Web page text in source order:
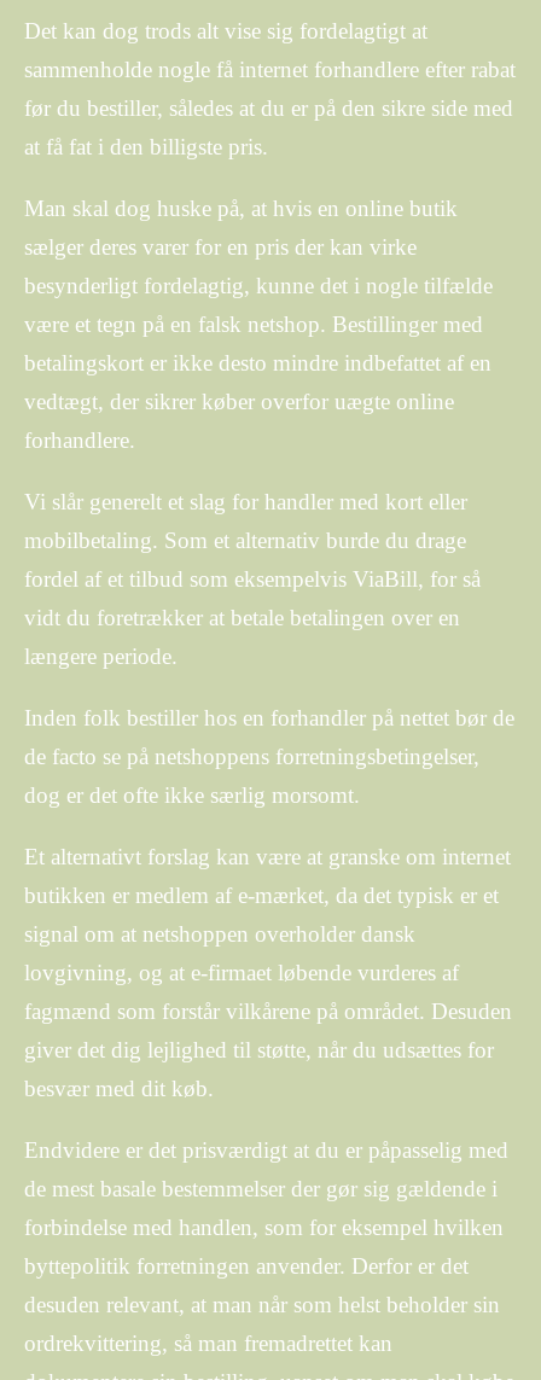
Det kan dog trods alt vise sig fordelagtigt at
sammenholde nogle få internet forhandlere efter rabat
før du bestiller, således at du er på den sikre side med
at få fat i den billigste pris.
Man skal dog huske på, at hvis en online butik
sælger deres varer for en pris der kan virke
besynderligt fordelagtig, kunne det i nogle tilfælde
være et tegn på en falsk netshop. Bestillinger med
betalingskort er ikke desto mindre indbefattet af en
vedtægt, der sikrer køber overfor uægte online
forhandlere.
Vi slår generelt et slag for handler med kort eller
mobilbetaling. Som et alternativ burde du drage
fordel af et tilbud som eksempelvis ViaBill, for så
vidt du foretrækker at betale betalingen over en
længere periode.
Inden folk bestiller hos en forhandler på nettet bør de
de facto se på netshoppens forretningsbetingelser,
dog er det ofte ikke særlig morsomt.
Et alternativt forslag kan være at granske om internet
butikken er medlem af e-mærket, da det typisk er et
signal om at netshoppen overholder dansk
lovgivning, og at e-firmaet løbende vurderes af
fagmænd som forstår vilkårene på området. Desuden
giver det dig lejlighed til støtte, når du udsættes for
besvær med dit køb.
Endvidere er det prisværdigt at du er påpasselig med
de mest basale bestemmelser der gør sig gældende i
forbindelse med handlen, som for eksempel hvilken
byttepolitik forretningen anvender. Derfor er det
desuden relevant, at man når som helst beholder sin
ordrekvittering, så man fremadrettet kan